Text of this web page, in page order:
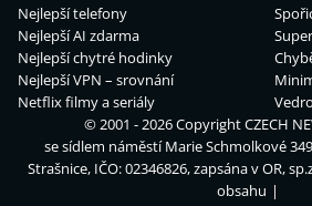
Nejlepší telefony
Nejlepší AI zdarma
Nejlepší chytré hodinky
Nejlepší VPN – srovnání
Netflix filmy a seriály
© 2001 - 2026 CopyrightCZECH
se sídlem náměstí Marie Schmolkové
Strašnice, IČO: 02346826, zapsána v OR,
obsahu